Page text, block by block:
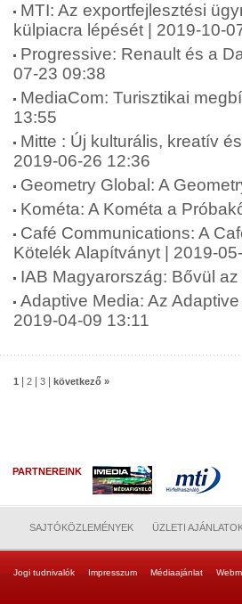
MTI: Az exportfejlesztési
külpiacra lépését | 2019-10-
Progressive: Renault és a
07-23 09:38
MediaCom: Turisztikai
13:55
Mitte : Új kulturális, kreatív
2019-06-26 12:36
Geometry Global: A
Kométa: A Kométa a
Café Communications: A
Kötelék Alapítványt | 2019-
IAB Magyarország: Bővül
Adaptive Media: Az
2019-04-09 13:11
1 2 3 következő »
PARTNEREINK
SAJTÓKÖZLEMÉNYEK ÜZLETI
Jogi tudnivalók Impresszum Médiaajánlat